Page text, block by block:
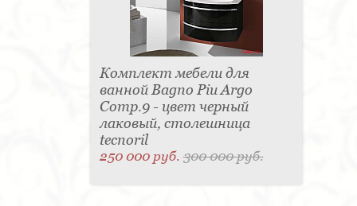
Комплект мебели для
ванной Bagno Piu Argo
Comp.9 - цвет черный
лаковый, столешница
tecnoril
250 000 руб.300 000 руб.